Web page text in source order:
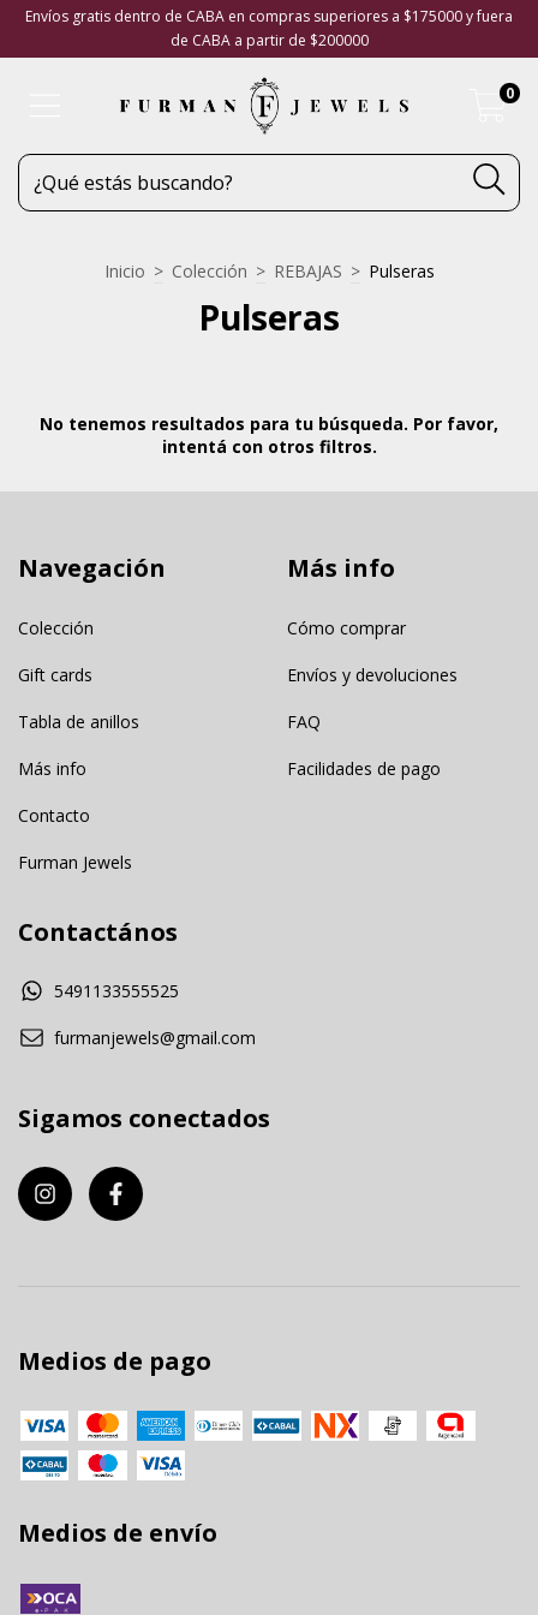
Envíos gratis dentro de CABA en compras superiores a $175000 y fuera
de CABA a partir de $200000
0
Inicio > Colección > REBAJAS > Pulseras
Pulseras
No tenemos resultados para tu búsqueda. Por favor,
intentá con otros filtros.
Navegación
Colección
Gift cards
Tabla de anillos
Más info
Contacto
Furman Jewels
Más info
Cómo comprar
Envíos y devoluciones
FAQ
Facilidades de pago
Contactános
5491133555525
furmanjewels@gmail.com
Sigamos conectados
Medios de pago
Medios de envío